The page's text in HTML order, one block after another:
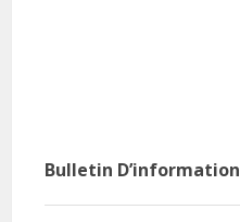
Bulletin D’information